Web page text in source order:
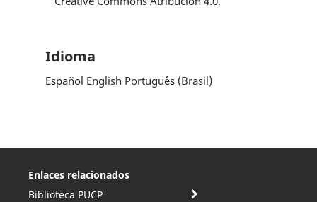
Idioma
Español English Português (Brasil)
Enlaces relacionados
Biblioteca PUCP